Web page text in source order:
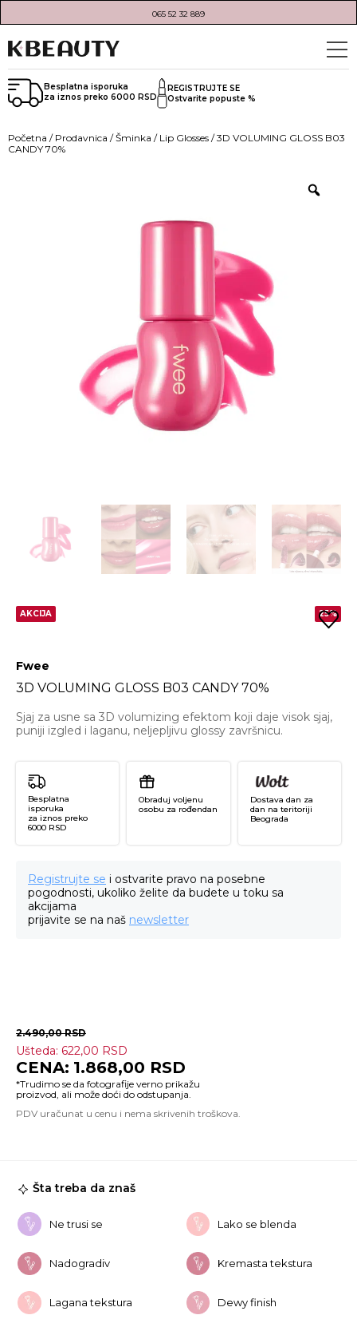
065 52 32 889
Besplatna isporuka
za iznos preko 6000 RSD
REGISTRUJTE SE
Ostvarite popuste %
Početna / Prodavnica /Šminka / Lip Glosses / 3D VOLUMING GLOSS B03
CANDY 70%
AKCIJA 25%
Fwee
3D VOLUMING GLOSS B03 CANDY 70%
Sjaj za usne sa 3D volumizing efektom koji daje visok sjaj,
puniji izgled i laganu, neljepljivu glossy završnicu.
Besplatna
isporuka
za iznos preko
6000 RSD
Obraduj voljenu
osobu za rođendan
Dostava dan za
dan na teritoriji
Beograda
Registrujte se i ostvarite pravo na posebne
pogodnosti, ukoliko želite da budete u toku sa
akcijama
prijavite se na naš newsletter
2.490,00RSD
Ušteda: 622,00 RSD
1.868,00 RSD
Šta treba da znaš
Ne trusi se Lako se blenda
Nadogradiv Kremasta tekstura
Lagana tekstura Dewy finish